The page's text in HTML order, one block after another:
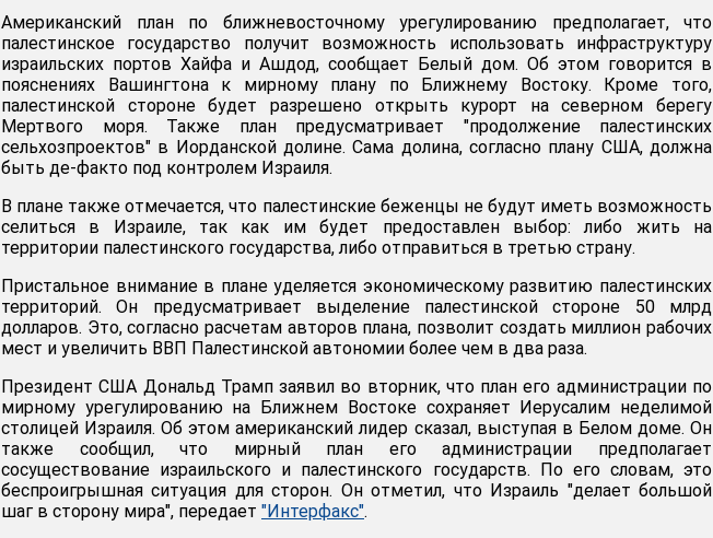
Американский план по ближневосточному урегулированию предполагает, что
палестинское государство получит возможность использовать инфраструктуру
израильских портов Хайфа и Ашдод, сообщает Белый дом. Об этом говорится в
пояснениях Вашингтона к мирному плану по Ближнему Востоку. Кроме того,
палестинской стороне будет разрешено открыть курорт на северном берегу
Мертвого моря. Также план предусматривает "продолжение палестинских
сельхозпроектов" в Иорданской долине. Сама долина, согласно плану США, должна
быть де-факто под контролем Израиля.
В плане также отмечается, что палестинские беженцы не будут иметь возможность
селиться в Израиле, так как им будет предоставлен выбор: либо жить на
территории палестинского государства, либо отправиться в третью страну.
Пристальное внимание в плане уделяется экономическому развитию палестинских
территорий. Он предусматривает выделение палестинской стороне 50 млрд
долларов. Это, согласно расчетам авторов плана, позволит создать миллион рабочих
мест и увеличить ВВП Палестинской автономии более чем в два раза.
Президент США Дональд Трамп заявил во вторник, что план его администрации по
мирному урегулированию на Ближнем Востоке сохраняет Иерусалим неделимой
столицей Израиля. Об этом американский лидер сказал, выступая в Белом доме. Он
также сообщил, что мирный план его администрации предполагает
сосуществование израильского и палестинского государств. По его словам, это
беспроигрышная ситуация для сторон. Он отметил, что Израиль "делает большой
шаг в сторону мира", передает "Интерфакс".